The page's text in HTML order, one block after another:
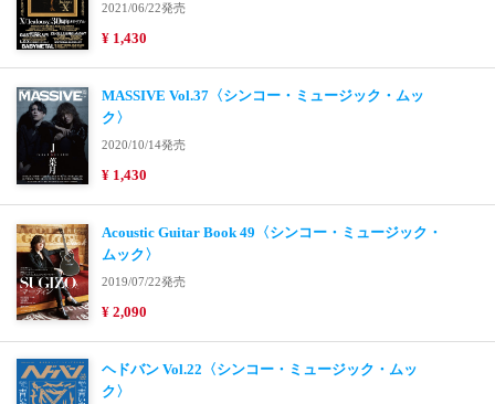
2021/06/22発売
¥ 1,430
MASSIVE Vol.37〈シンコー・ミュージック・ムッ
ク〉
2020/10/14発売
¥ 1,430
Acoustic Guitar Book 49〈シンコー・ミュージック・
ムック〉
2019/07/22発売
¥ 2,090
ヘドバン Vol.22〈シンコー・ミュージック・ムッ
ク〉